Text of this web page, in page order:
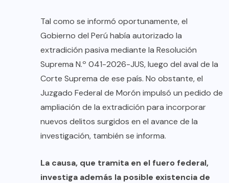
Tal como se informó oportunamente, el
Gobierno del Perú había autorizado la
extradición pasiva mediante la Resolución
Suprema N.º 041-2026-JUS, luego del aval de la
Corte Suprema de ese país. No obstante, el
Juzgado Federal de Morón impulsó un pedido de
ampliación de la extradición para incorporar
nuevos delitos surgidos en el avance de la
investigación, también se informa.
La causa, que tramita en el fuero federal,
investiga además la posible existencia de